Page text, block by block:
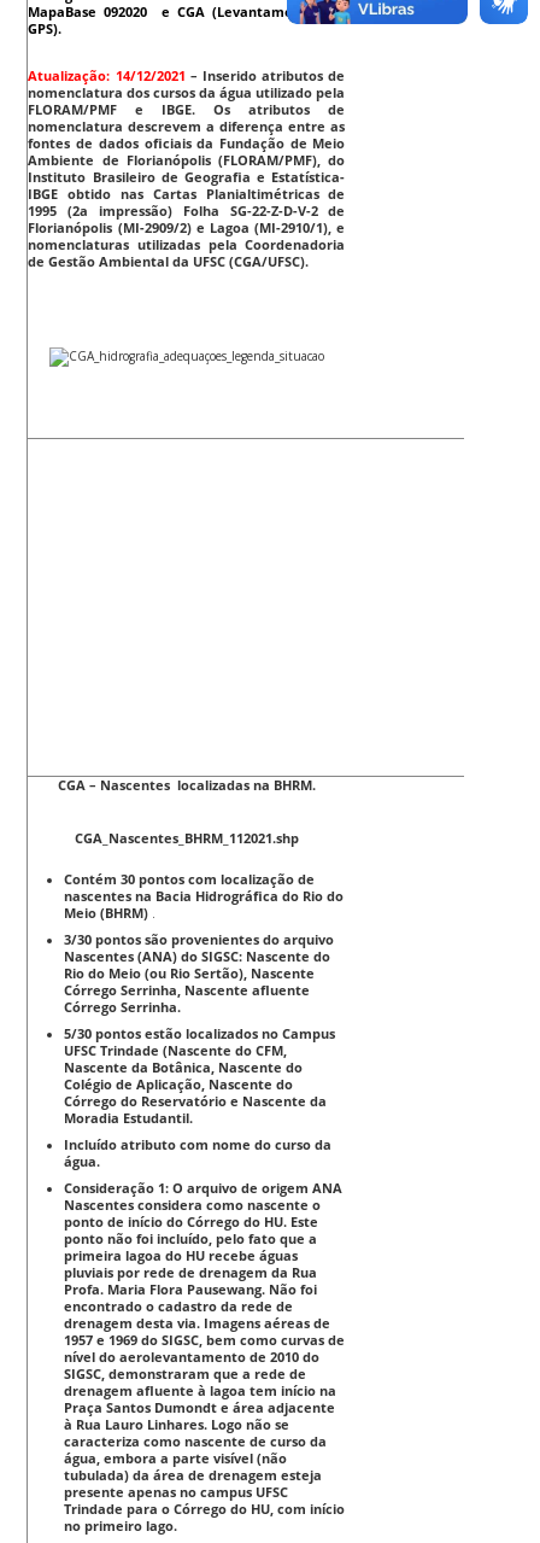
MapaBase 092020 e CGA (Levantamento por
GPS).
Atualização: 14/12/2021 – Inserido atributos de
nomenclatura dos cursos da água utilizado pela
FLORAM/PMF e IBGE. Os atributos de
nomenclatura descrevem a diferença entre as
fontes de dados oficiais da Fundação de Meio
Ambiente de Florianópolis (FLORAM/PMF), do
Instituto Brasileiro de Geografia e Estatística-
IBGE obtido nas Cartas Planialtimétricas de
1995 (2a impressão) Folha SG-22-Z-D-V-2 de
Florianópolis (MI-2909/2) e Lagoa (MI-2910/1), e
nomenclaturas utilizadas pela Coordenadoria
de Gestão Ambiental da UFSC (CGA/UFSC).
CGA – Nascentes localizadas na BHRM.
CGA_Nascentes_BHRM_112021.shp
Contém 30 pontos com localização de
nascentes na Bacia Hidrográfica do Rio do
Meio (BHRM) .
3/30 pontos são provenientes do arquivo
Nascentes (ANA) do SIGSC: Nascente do
Rio do Meio (ou Rio Sertão), Nascente
Córrego Serrinha, Nascente afluente
Córrego Serrinha.
5/30 pontos estão localizados no Campus
UFSC Trindade (Nascente do CFM,
Nascente da Botânica, Nascente do
Colégio de Aplicação, Nascente do
Córrego do Reservatório e Nascente da
Moradia Estudantil.
Incluído atributo com nome do curso da
água.
Consideração 1: O arquivo de origem ANA
Nascentes considera como nascente o
ponto de início do Córrego do HU. Este
ponto não foi incluído, pelo fato que a
primeira lagoa do HU recebe águas
pluviais por rede de drenagem da Rua
Profa. Maria Flora Pausewang. Não foi
encontrado o cadastro da rede de
drenagem desta via. Imagens aéreas de
1957 e 1969 do SIGSC, bem como curvas de
nível do aerolevantamento de 2010 do
SIGSC, demonstraram que a rede de
drenagem afluente à lagoa tem início na
Praça Santos Dumondt e área adjacente
à Rua Lauro Linhares. Logo não se
caracteriza como nascente de curso da
água, embora a parte visível (não
tubulada) da área de drenagem esteja
presente apenas no campus UFSC
Trindade para o Córrego do HU, com início
no primeiro lago.